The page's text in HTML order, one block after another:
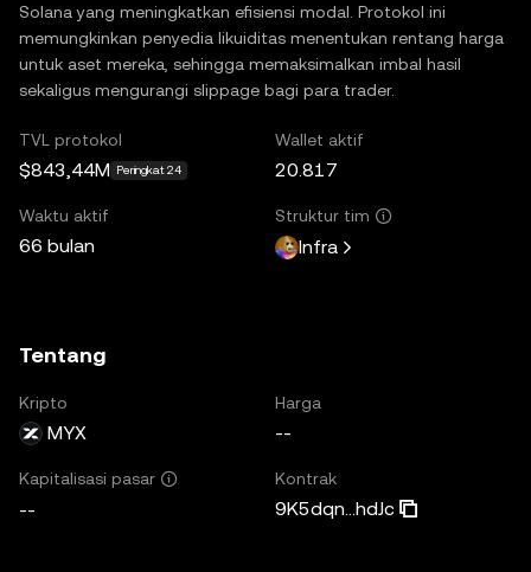
Solana yang meningkatkan efisiensi modal. Protokol ini
memungkinkan penyedia likuiditas menentukan rentang harga
untuk aset mereka, sehingga memaksimalkan imbal hasil
sekaligus mengurangi slippage bagi para trader.
TVL protokol
$843,44M Peringkat 24
Wallet aktif
20.817
Waktu aktif
66 bulan
Struktur tim
Infra
Tentang
Kripto
MYX
Harga
--
Kapitalisasi pasar
--
Kontrak
9K5dqn...hdJc